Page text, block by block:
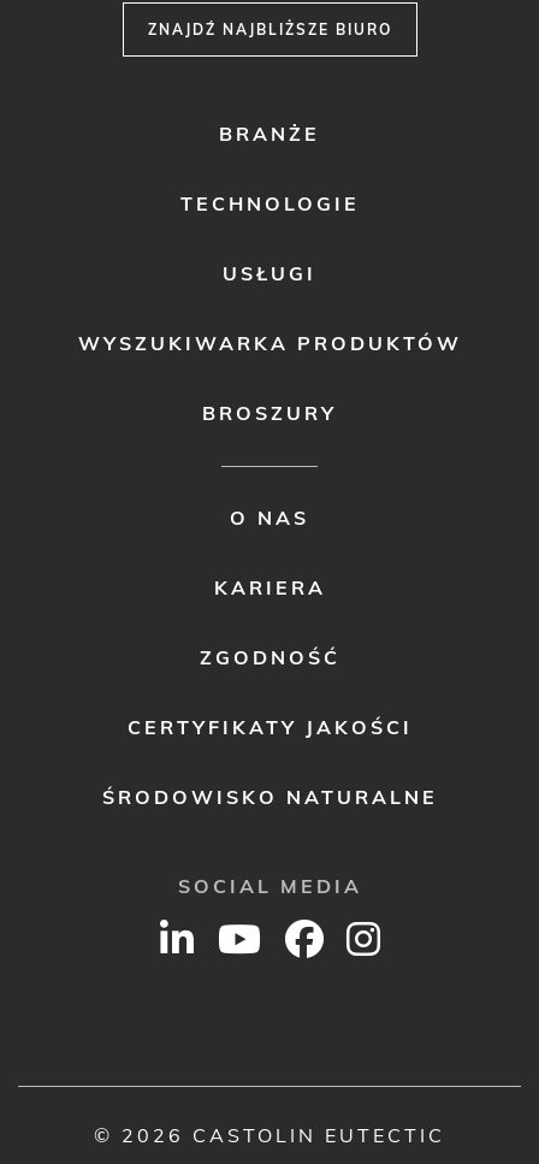
ZNAJDŹ NAJBLIŻSZE BIURO
BRANŻE
TECHNOLOGIE
USŁUGI
WYSZUKIWARKA PRODUKTÓW
BROSZURY
O NAS
KARIERA
ZGODNOŚĆ
CERTYFIKATY JAKOŚCI
ŚRODOWISKO NATURALNE
SOCIAL MEDIA
© 2026 CASTOLIN EUTECTIC